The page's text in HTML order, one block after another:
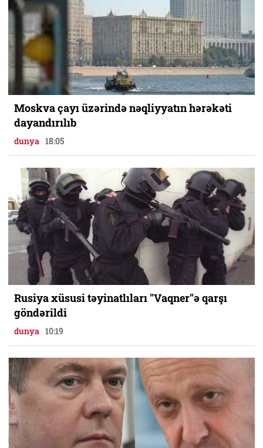
Moskva çayı üzərində nəqliyyatın hərəkəti
dayandırılıb
dunya 18:05
Rusiya xüsusi təyinatlıları "Vaqner"ə qarşı
göndərildi
dunya 10:19